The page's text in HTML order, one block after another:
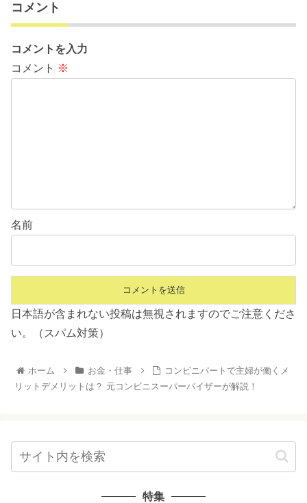
コメント
コメントを入力
コメント ※
名前
日本語が含まれない投稿は無視されますのでご注意くださ
い。（スパム対策）
ホーム お金・仕事
コンビニパートで主婦が働くメ
リットデメリットは？ 元コンビニスーパーバイザーが解説！
特集